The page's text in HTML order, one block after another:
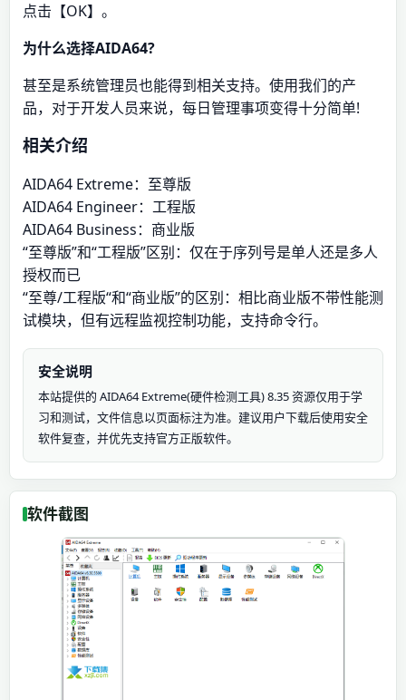
点击【OK】。
为什么选择AIDA64?
甚至是系统管理员也能得到相关支持。使用我们的产
品，对于开发人员来说，每日管理事项变得十分简单!
相关介绍
AIDA64 Extreme：至尊版
AIDA64 Engineer：工程版
AIDA64 Business：商业版
“至尊版”和“工程版”区别：仅在于序列号是单人还是多人
授权而已
“至尊/工程版“和“商业版”的区别：相比商业版不带性能测
试模块，但有远程监视控制功能，支持命令行。
安全说明
本站提供的 AIDA64 Extreme(硬件检测工具) 8.35 资源仅用于学
习和测试，文件信息以页面标注为准。建议用户下载后使用安全
软件复查，并优先支持官方正版软件。
软件截图